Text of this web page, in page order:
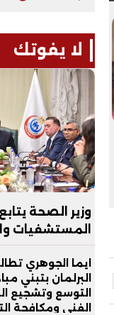
لا يفوتك
وزير الصحة
المستشفيات
بالعاصمة
ايما الجوهري
البرلمان بتبني
التوسع وتشجيع
الفني ومكافحة